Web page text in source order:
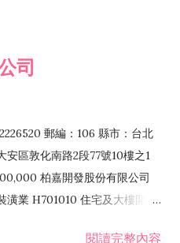
司
郵編：106 縣市：台北
區敦化南路2段77號10樓之1
柏嘉開發股份有限公司
潢業 H701010 住宅及大樓開發
閱讀完整內容